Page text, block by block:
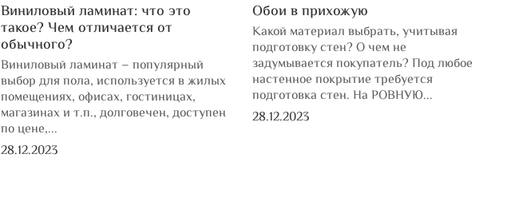
Виниловый ламинат: что это
такое? Чем отличается от
обычного?
Виниловый ламинат – популярный
выбор для пола, используется в жилых
помещениях, офисах, гостиницах,
магазинах и т.п., долговечен, доступен
по цене,...
28.12.2023
Обои в прихожую
Какой материал выбрать, учитывая
подготовку стен? О чем не
задумывается покупатель? Под любое
настенное покрытие требуется
подготовка стен. На РОВНУЮ...
28.12.2023